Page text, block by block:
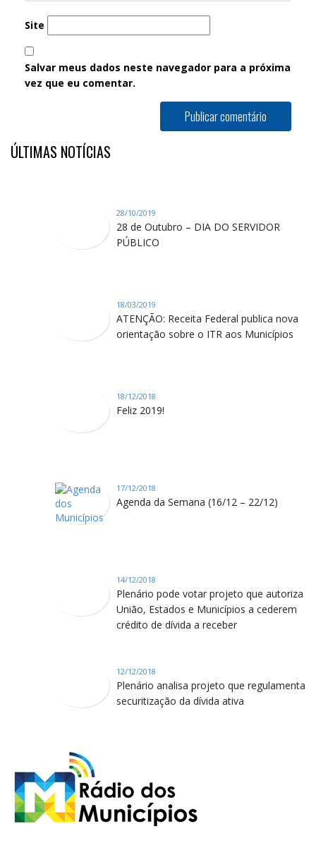
Site
Salvar meus dados neste navegador para a próxima
vez que eu comentar.
ÚLTIMAS NOTÍCIAS
28/10/2019
28 de Outubro – DIA DO SERVIDOR
PÚBLICO
18/03/2019
ATENÇÃO: Receita Federal publica nova
orientação sobre o ITR aos Municípios
18/12/2018
Feliz 2019!
17/12/2018
Agenda da Semana (16/12 – 22/12)
14/12/2018
Plenário pode votar projeto que autoriza
União, Estados e Municípios a cederem
crédito de dívida a receber
12/12/2018
Plenário analisa projeto que regulamenta
securitização da dívida ativa